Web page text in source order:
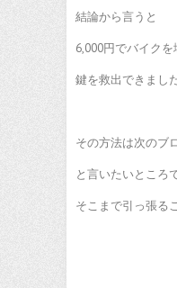
結論から言うと
6,000円でバイクを
鍵を救出できまし
その方法は次のブ
と言いたいところ
そこまで引っ張る